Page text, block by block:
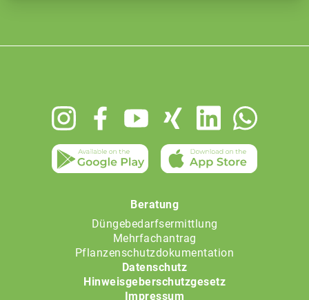
Beratung
Düngebedarfsermittlung
Mehrfachantrag
Pflanzenschutzdokumentation
Datenschutz
Hinweisgeberschutzgesetz
Impressum